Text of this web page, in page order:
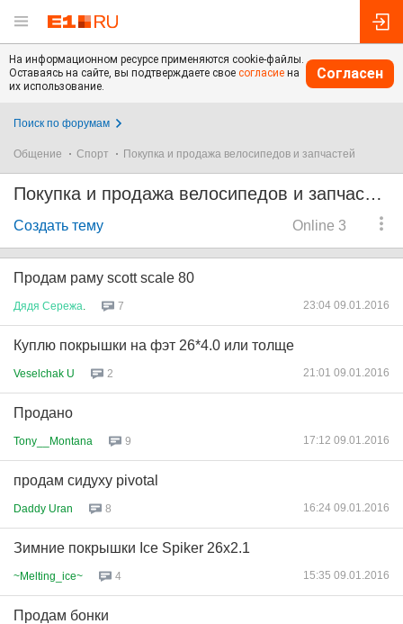
На информационном ресурсе применяются cookie-файлы.
Оставаясь на сайте, вы подтверждаете свое согласие на
их использование.
Согласен
Поиск по форумам
Общение Спорт Покупка и продажа велосипедов и запчастей
Покупка и продажа велосипедов и запчастей
Online 3
Создать тему
Продам раму scott scale 80
Дядя Сережа 7 23:04 09.01.2016
Куплю покрышки на фэт 26*4.0 или толще
Veselchak U 2 21:01 09.01.2016
Продано
Tony__Montana 9 17:12 09.01.2016
продам сидуху pivotal
Daddy Uran 8 16:24 09.01.2016
Зимние покрышки Ice Spiker 26х2.1
~Melting_ice~ 4 15:35 09.01.2016
Продам бонки